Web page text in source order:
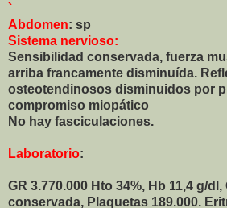
`
Abdomen: sp
Sistema nervioso:
Sensibilidad conservada, fuerza
arriba francamente disminuída.
osteotendinosos disminuidos por
compromiso miopático
No hay fasciculaciones.
Laboratorio:
GR 3.770.000 Hto 34%, Hb 11,4 g/
conservada, Plaquetas 189.000.